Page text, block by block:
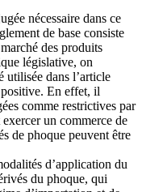
nécessaire dans ce
de base consiste
des produits
législative, on
utilisée dans l’article
En effet, il
comme restrictives par
un commerce de
de phoque peuvent être
d’application du
du phoque, qui